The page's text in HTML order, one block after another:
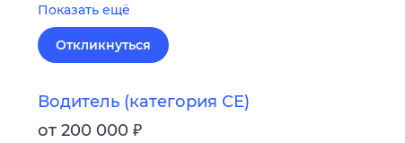
Показать ещё
Откликнуться
Водитель (категория СЕ)
от 200 000 ₽